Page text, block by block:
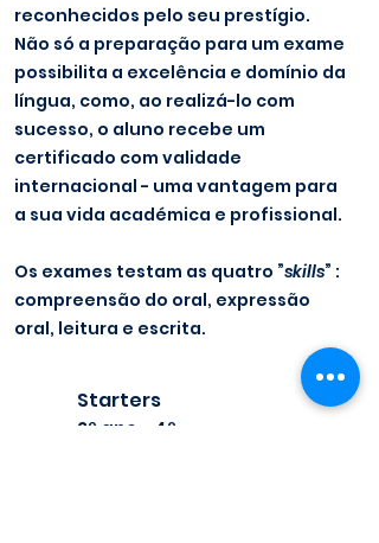
reconhecidos pelo seu prestígio.
Não só a preparação para um exame
possibilita a excelência e domínio da
língua, como, ao realizá-lo com
sucesso, o aluno recebe um
certificado com validade
internacional - uma vantagem para
a sua vida académica e profissional.
Os exames testam as quatro ”skills” :
compreensão do oral, expressão
oral, leitura e escrita.
Starters
2º ano - 4º